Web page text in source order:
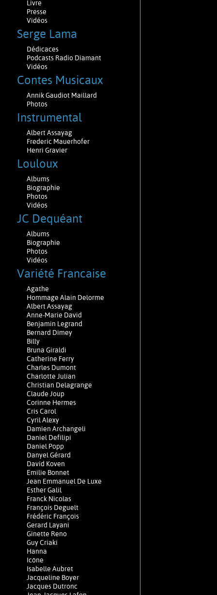
Livre
Presse
Vidéos
Serge Lama
Dédicaces
Podcasts Radio Diamant
Vidéos
Contes Musicaux
Annik Gaudiot Maillard
Photos
Instrumental
Albert Assayag
Frederic Mauerhofer
Henri Gravier
Louloux
Albums
Biographie
Photos
Vidéos
JC Dequéant
Albums
Biographie
Photos
Vidéos
Variété Francaise
Agathe
Hommage Alain Delorme
Albert Assayag
Anne-Marie David
Benjamin Legrand
Bernard Dimey
Billy
Bruna Giraldi
Catherine Ferry
Charles Dumont
Charlotte Julian
Christian Delagrange
Claude Joup
Corinne Hermes
Cris Carol
Cyril Alexy
Damien Archangeli
Daniel Defilipi
Daniel Popp
Danyel Gérard
David Koven
Emilie Bonnet
Jean Emmanuel De Luxe
Esther Galil
Franck Nicolas
François Deguelt
Frédéric François
Gerard Layani
Ginette Reno
Guy Criaki
Hanna
Icône
Isabelle Aubret
Jacqueline Boyer
Jacques Dutronc